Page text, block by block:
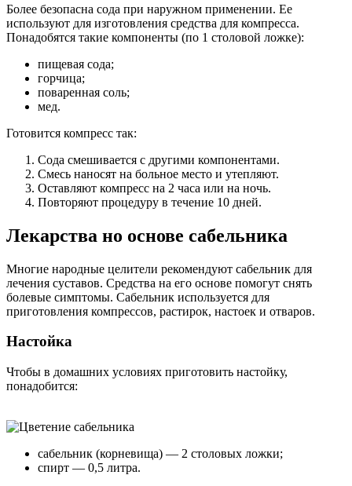
Более безопасна сода при наружном применении. Ее
используют для изготовления средства для компресса.
Понадобятся такие компоненты (по 1 столовой ложке):
пищевая сода;
горчица;
поваренная соль;
мед.
Готовится компресс так:
Сода смешивается с другими компонентами.
Смесь наносят на больное место и утепляют.
Оставляют компресс на 2 часа или на ночь.
Повторяют процедуру в течение 10 дней.
Лекарства но основе сабельника
Многие народные целители рекомендуют сабельник для
лечения суставов. Средства на его основе помогут снять
болевые симптомы. Сабельник используется для
приготовления компрессов, растирок, настоек и отваров.
Настойка
Чтобы в домашних условиях приготовить настойку,
понадобится:
сабельник (корневища) — 2 столовых ложки;
спирт — 0,5 литра.